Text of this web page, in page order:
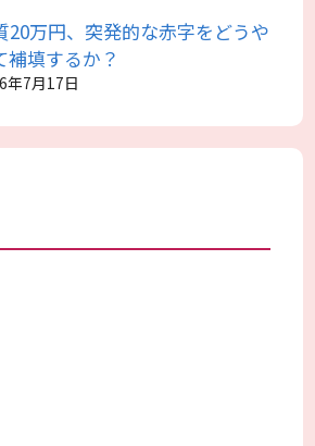
20万円、突発的な赤字をどうや
補填するか？
年7月17日